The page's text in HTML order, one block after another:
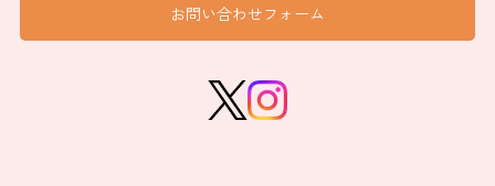
お問い合わせフォーム